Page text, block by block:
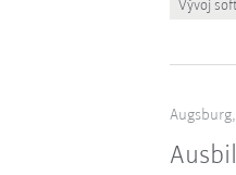
Vývoj